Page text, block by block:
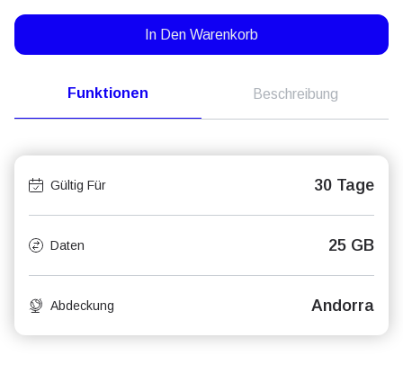
In Den Warenkorb
Funktionen Beschreibung
Gültig Für 30 Tage
Daten 25 GB
Abdeckung Andorra